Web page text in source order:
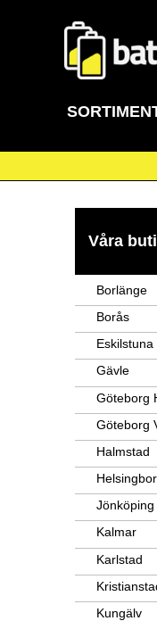
Våra
Borlänge
Borås
Eskilstuna
Gävle
Göteborg
Göteborg
Halmstad
Jönköping
Kalmar
Karlstad
Kungälv